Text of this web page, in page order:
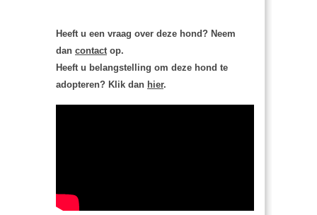
Heeft u een vraag over deze hond? Neem
dan contactop.
Heeft u belangstelling om deze hond te
adopteren? Klik dan hier.